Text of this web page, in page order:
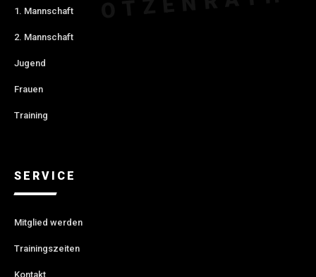
1. Mannschaft
2. Mannschaft
Jugend
Frauen
Training
SERVICE
Mitglied werden
Trainingszeiten
Kontakt